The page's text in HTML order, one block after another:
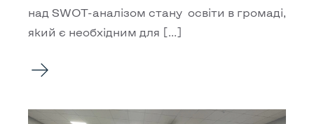
над SWOT-аналізом стану освіти в громаді,
який є необхідним для […]